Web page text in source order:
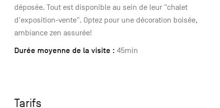
déposée. Tout est disponible au sein de leur "chalet
d'exposition-vente". Optez pour une décoration boisée,
ambiance zen assurée!
Durée moyenne de la visite : 45min
Tarifs